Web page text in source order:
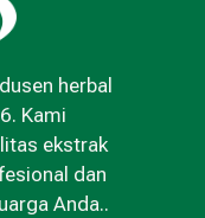
herbal
Kami
ekstrak
dan
Anda..